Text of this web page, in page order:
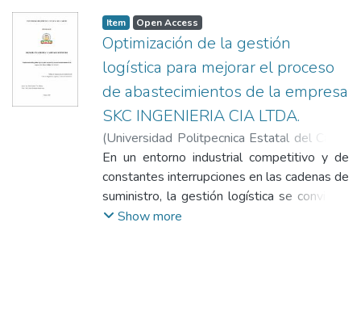
Item Open Access
Optimización de la gestión
logística para mejorar el proceso
de abastecimientos de la empresa
SKC INGENIERIA CIA LTDA.
(Universidad Politpecnica Estatal del Carchi
- Biblioteca,2026-05-20)Mite Guzmán,
Tito Alfonso;Erazo Rodríguez, Juan Diego
En un entorno industrial competitivo y de
constantes interrupciones en las cadenas de
suministro, la gestión logística se convierte
en un factor estratégico para garantizar la
Show more